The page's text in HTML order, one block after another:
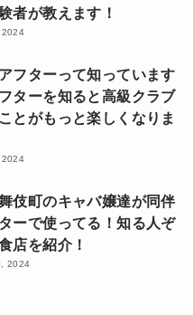
者が教えます！
2024
フターって知っています
ターを知ると高級クラブ
とがもっと楽しくなりま
2024
伎町のキャバ嬢達が同伴
ーで使ってる！知る人ぞ
店を紹介！
2024